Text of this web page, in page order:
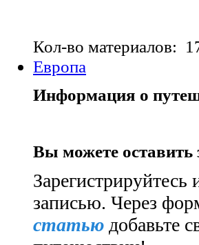
Кол-во материалов:
Европа
Информация о
Вы можете оставить
Зарегистрируйтесь
записью. Через
статью добавьте